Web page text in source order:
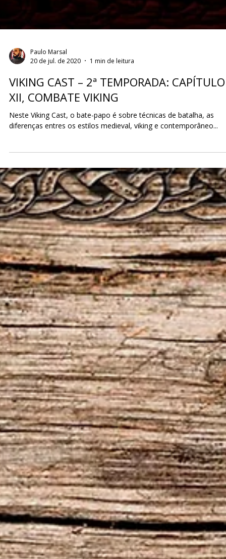
Paulo Marsal
20 de jul. de 2020
1 min de leitura
VIKING CAST – 2ª TEMPORADA: CAPÍTULO
XII, COMBATE VIKING
Neste Viking Cast, o bate-papo é sobre técnicas de batalha, as
diferenças entres os estilos medieval, viking e contemporâneo...